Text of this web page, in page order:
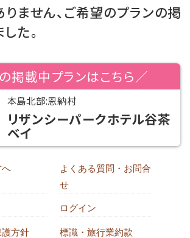
ません、ご希望のプランの掲
た。
掲載中プランはこちら／
本島北部:恩納村
リザンシーパークホテル谷茶
ベイ
へ
よくある質問・お問合
せ
ログイン
方針 標識・旅行業約款